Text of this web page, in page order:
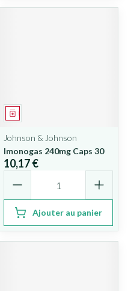
Médicament
Johnson & Johnson
Imonogas 240mg Caps 30
10,17 €
Ajouter au panier